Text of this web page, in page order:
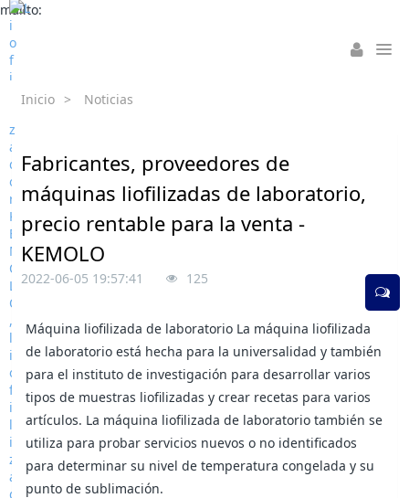
mailto:
Inicio > Noticias
Fabricantes, proveedores de
máquinas liofilizadas de laboratorio,
precio rentable para la venta -
KEMOLO
2022-06-05 19:57:41 125
Máquina liofilizada de laboratorio La máquina liofilizada
de laboratorio está hecha para la universalidad y también
para el instituto de investigación para desarrollar varios
tipos de muestras liofilizadas y crear recetas para varios
artículos. La máquina liofilizada de laboratorio también se
utiliza para probar servicios nuevos o no identificados
para determinar su nivel de temperatura congelada y su
punto de sublimación.